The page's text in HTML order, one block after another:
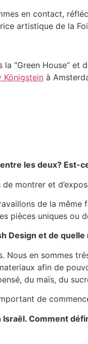
en contact,
artistique de la
House” et
Königstein à
les deux? Est-
montrer et
de la même
pièces uniques ou
Design et de quelle
en sommes
afin de
du maïs, du
de
Comment